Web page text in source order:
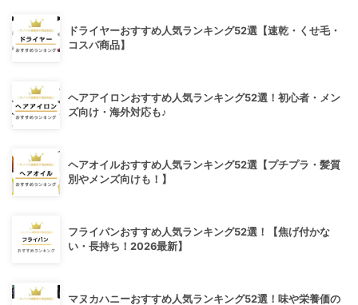
ドライヤーおすすめ人気ランキング52選【速乾・くせ毛・
コスパ商品】
ヘアアイロンおすすめ人気ランキング52選！初心者・メン
ズ向け・海外対応も♪
ヘアオイルおすすめ人気ランキング52選【プチプラ・髪質
別やメンズ向けも！】
フライパンおすすめ人気ランキング52選！【焦げ付かな
い・長持ち！2026最新】
マヌカハニーおすすめ人気ランキング52選！味や栄養価の